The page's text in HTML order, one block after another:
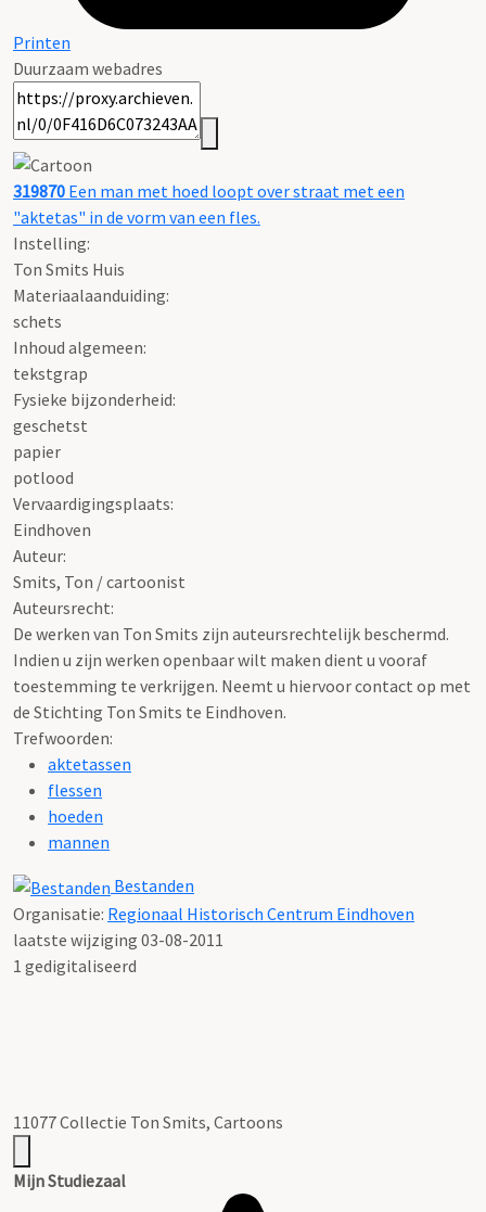
Printen
Duurzaam webadres
319870 Een man met hoed loopt over straat met een
"aktetas" in de vorm van een fles.
Instelling:
Ton Smits Huis
Materiaalaanduiding:
schets
Inhoud algemeen:
tekstgrap
Fysieke bijzonderheid:
geschetst
papier
potlood
Vervaardigingsplaats:
Eindhoven
Auteur:
Smits, Ton / cartoonist
Auteursrecht:
De werken van Ton Smits zijn auteursrechtelijk beschermd.
Indien u zijn werken openbaar wilt maken dient u vooraf
toestemming te verkrijgen. Neemt u hiervoor contact op met
de Stichting Ton Smits te Eindhoven.
Trefwoorden:
aktetassen
flessen
hoeden
mannen
Bestanden
Organisatie: Regionaal Historisch Centrum Eindhoven
laatste wijziging 03-08-2011
1 gedigitaliseerd
11077 Collectie Ton Smits, Cartoons
Mijn Studiezaal